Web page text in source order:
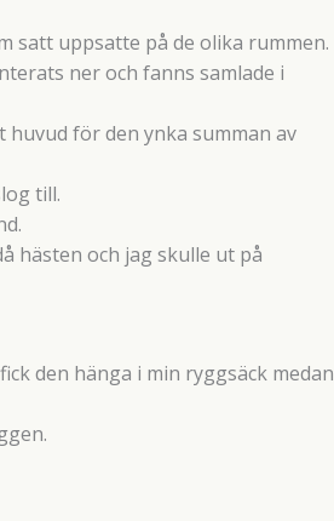
satt uppsatte på de olika rummen.
ner och fanns samlade i
för den ynka summan av
till.
hästen och jag skulle ut på
den hänga i min ryggsäck medan